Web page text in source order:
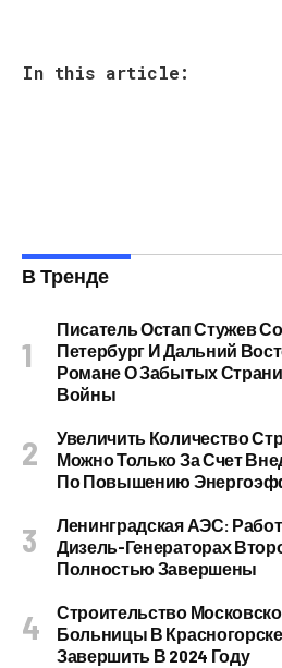
In this article:
В Тренде
Писатель Остап Стужев
Петербург И Дальний
Романе О Забытых
Войны
Увеличить Количество
Можно Только За Счет
По Повышению
Ленинградская АЭС:
Дизель-Генераторах
Полностью Завершены
Строительство
Больницы В
Завершить В 2024 Году